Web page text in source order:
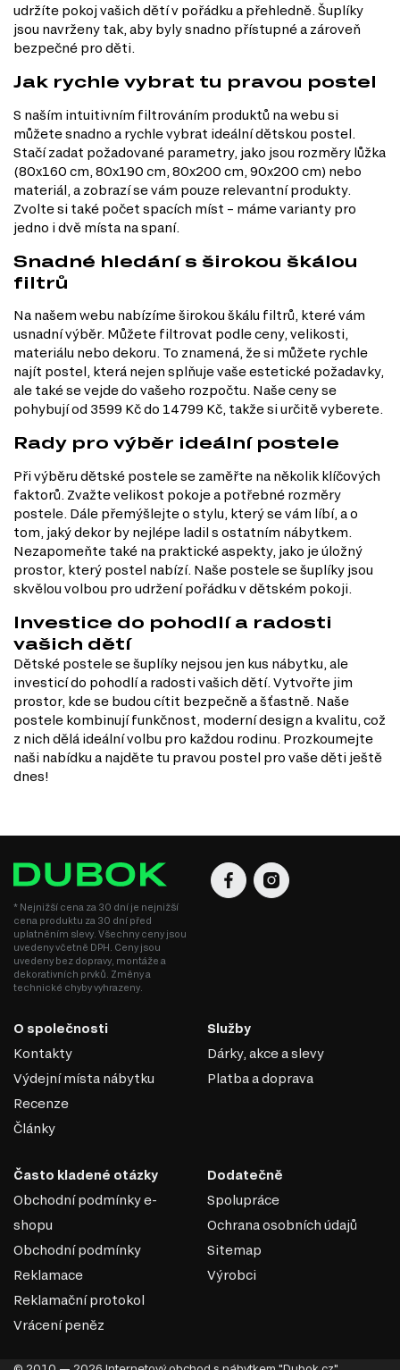
udržíte pokoj vašich dětí v pořádku a přehledně. Šuplíky
jsou navrženy tak, aby byly snadno přístupné a zároveň
bezpečné pro děti.
Jak rychle vybrat tu pravou postel
S naším intuitivním filtrováním produktů na webu si
můžete snadno a rychle vybrat ideální dětskou postel.
Stačí zadat požadované parametry, jako jsou rozměry lůžka
(80x160 cm, 80x190 cm, 80x200 cm, 90x200 cm) nebo
materiál, a zobrazí se vám pouze relevantní produkty.
Zvolte si také počet spacích míst – máme varianty pro
jedno i dvě místa na spaní.
Snadné hledání s širokou škálou
filtrů
Na našem webu nabízíme širokou škálu filtrů, které vám
usnadní výběr. Můžete filtrovat podle ceny, velikosti,
materiálu nebo dekoru. To znamená, že si můžete rychle
najít postel, která nejen splňuje vaše estetické požadavky,
ale také se vejde do vašeho rozpočtu. Naše ceny se
pohybují od 3599 Kč do 14799 Kč, takže si určitě vyberete.
Rady pro výběr ideální postele
Při výběru dětské postele se zaměřte na několik klíčových
faktorů. Zvažte velikost pokoje a potřebné rozměry
postele. Dále přemýšlejte o stylu, který se vám líbí, a o
tom, jaký dekor by nejlépe ladil s ostatním nábytkem.
Nezapomeňte také na praktické aspekty, jako je úložný
prostor, který postel nabízí. Naše postele se šuplíky jsou
skvělou volbou pro udržení pořádku v dětském pokoji.
Investice do pohodlí a radosti
vašich dětí
Dětské postele se šuplíky nejsou jen kus nábytku, ale
investicí do pohodlí a radosti vašich dětí. Vytvořte jim
prostor, kde se budou cítit bezpečně a šťastně. Naše
postele kombinují funkčnost, moderní design a kvalitu, což
z nich dělá ideální volbu pro každou rodinu. Prozkoumejte
naši nabídku a najděte tu pravou postel pro vaše děti ještě
dnes!
* Nejnižší cena za 30 dní je nejnižší
cena produktu za 30 dní před
uplatněním slevy. Všechny ceny jsou
uvedeny včetně DPH. Ceny jsou
uvedeny bez dopravy, montáže a
dekorativních prvků. Změny a
technické chyby vyhrazeny.
O společnosti
Kontakty
Výdejní místa nábytku
Recenze
Články
Služby
Dárky, akce a slevy
Platba a doprava
Často kladené otázky
Obchodní podmínky e-
shopu
Obchodní podmínky
Reklamace
Reklamační protokol
Vrácení peněz
Dodatečně
Spolupráce
Ochrana osobních údajů
Sitemap
Výrobci